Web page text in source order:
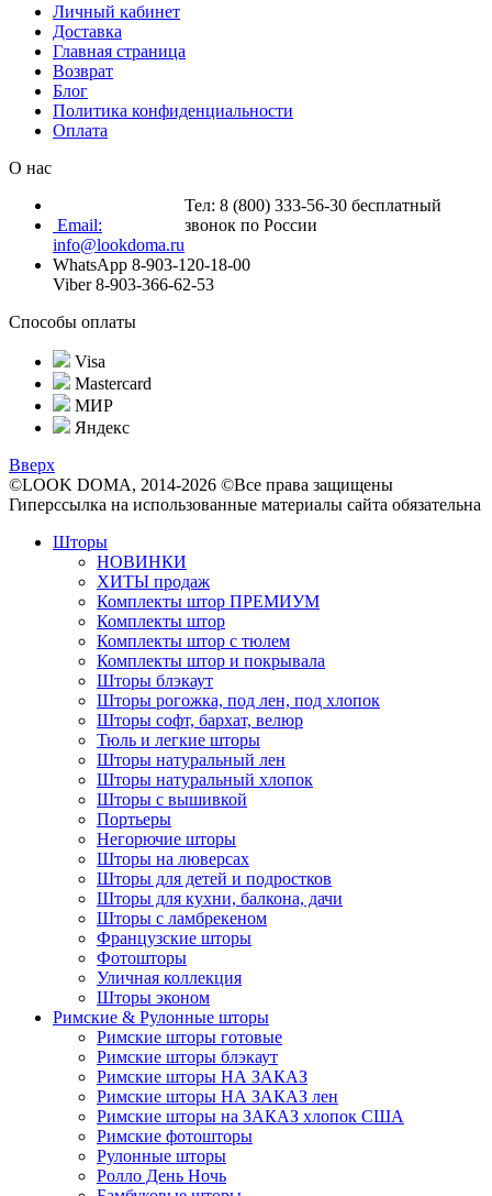
Личный кабинет
Доставка
Главная страница
Возврат
Блог
Политика конфиденциальности
Оплата
О нас
Тел: 8 (800) 333-56-30 бесплатный
звонок по России
Email:
info@lookdoma.ru
WhatsApp 8-903-120-18-00
Viber 8-903-366-62-53
Способы оплаты
Visa
Mastercard
МИР
Яндекс
Вверх
©LOOK DOMA, 2014-2026 ©Все права защищены
Гиперссылка на использованные материалы сайта обязательна
Шторы
НОВИНКИ
ХИТЫ продаж
Комплекты штор ПРЕМИУМ
Комплекты штор
Комплекты штор с тюлем
Комплекты штор и покрывала
Шторы блэкаут
Шторы рогожка, под лен, под хлопок
Шторы софт, бархат, велюр
Тюль и легкие шторы
Шторы натуральный лен
Шторы натуральный хлопок
Шторы с вышивкой
Портьеры
Негорючие шторы
Шторы на люверсах
Шторы для детей и подростков
Шторы для кухни, балкона, дачи
Шторы с ламбрекеном
Французские шторы
Фотошторы
Уличная коллекция
Шторы эконом
Римские & Рулонные шторы
Римские шторы готовые
Римские шторы блэкаут
Римские шторы НА ЗАКАЗ
Римские шторы НА ЗАКАЗ лен
Римские шторы на ЗАКАЗ хлопок США
Римские фотошторы
Рулонные шторы
Ролло День Ночь